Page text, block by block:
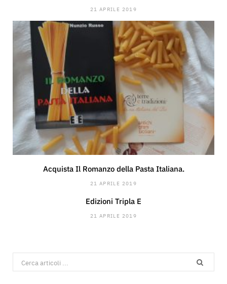
21 APRILE 2019
Acquista Il Romanzo della Pasta Italiana.
21 APRILE 2019
Edizioni Tripla E
21 APRILE 2019
Search
for: